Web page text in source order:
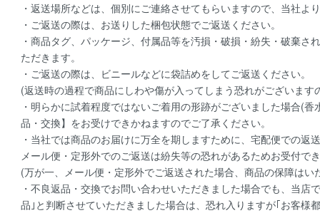
・返送場所などは、個別にご連絡させてもらいますので、当社よ
・ご返送の際は、お送りした梱包状態でご返送ください。
・商品タグ、パッケージ、付属品等を汚損・破損・紛失・破棄さ
ただきます。
・ご返送の際は、ビニールなどに袋詰めをしてご返送ください。
(返送時の過程で商品にしわや傷が入ってしまう恐れがございま
・明らかに試着程度ではないご着用の形跡がございました場合(
品・交換】をお受けできかねますのでご了承ください。
・当社では商品のお届けに万全を期しますために、宅配便での返
メール便・定形外でのご返送は紛失等の恐れがあるためお受付で
(万が一、メール便・定形外でご返送された場合、商品の保障はい
・不良返品・交換でお問い合わせいただきました場合でも、当店
品｣と判断させていただきました場合は、恐れ入りますが｢お客様